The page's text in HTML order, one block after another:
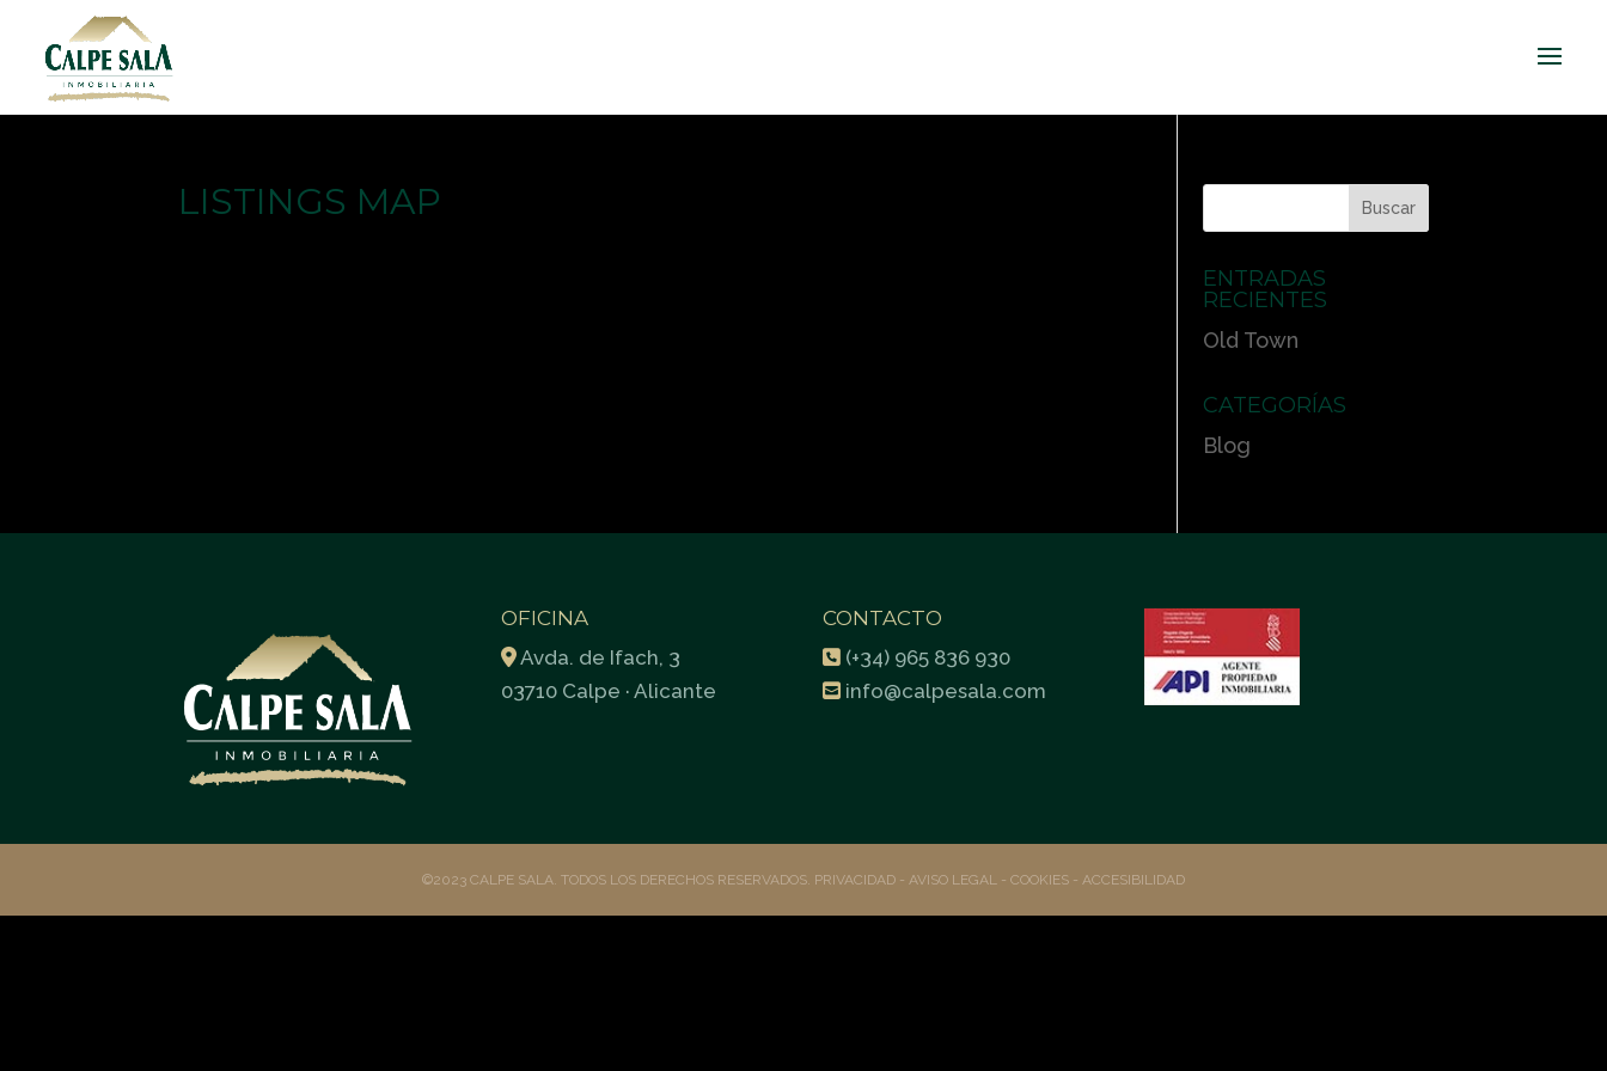
LISTINGS MAP
ENTRADAS
RECIENTES
Old Town
CATEGORÍAS
Blog
OFICINA
Avda. de Ifach, 3
03710 Calpe · Alicante
CONTACTO
(+34) 965 836 930
info@calpesala.com
©2023 CALPE SALA. TODOS LOS DERECHOS RESERVADOS. PRIVACIDAD - AVISO LEGAL - COOKIES - ACCESIBILIDAD